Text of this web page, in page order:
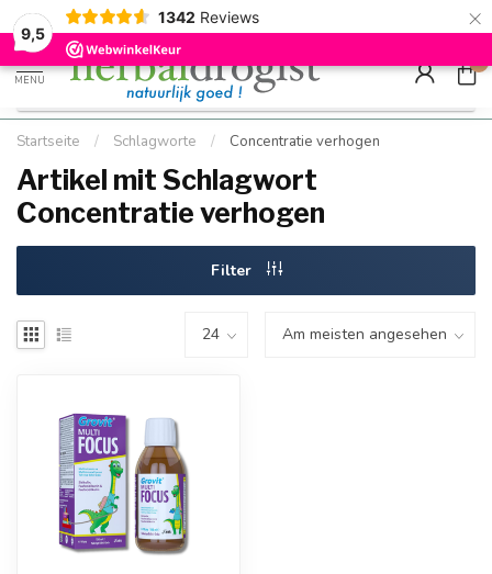
9,5
1342 Reviews ×
Kostenloser DE-Versand ab Mindestbestellwert |
Schnell geliefert
Minimum
Hızlı
MENU
0
Startseite / Schlagworte / Concentratie verhogen
Artikel mit Schlagwort
Concentratie verhogen
Filter